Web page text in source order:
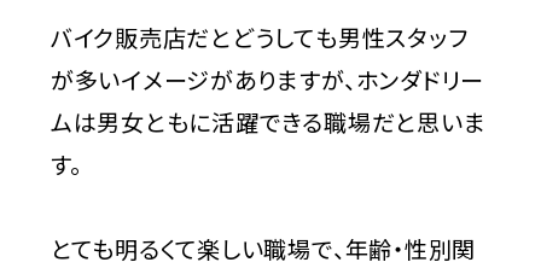
バイク販売店だとどうしても男性スタッフ
が多いイメージがありますが、ホンダドリー
ムは男女ともに活躍できる職場だと思いま
す。
とても明るくて楽しい職場で、年齢・性別関